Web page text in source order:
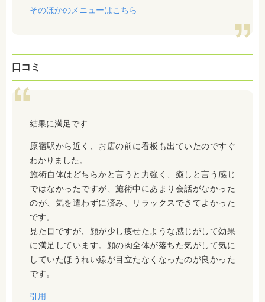
そのほかのメニューはこちら
口コミ
結果に満足です
原宿駅から近く、お店の前に看板も出ていたのですぐ
わかりました。
施術自体はどちらかと言うと力強く、癒しと言う感じ
ではなかったですが、施術中にあまり会話がなかった
のが、気を遣わずに済み、リラックスできてよかった
です。
見た目ですが、顔が少し痩せたような感じがして効果
に満足しています。顔の肉全体が落ちた気がして気に
していたほうれい線が目立たなくなったのが良かった
です。
引用